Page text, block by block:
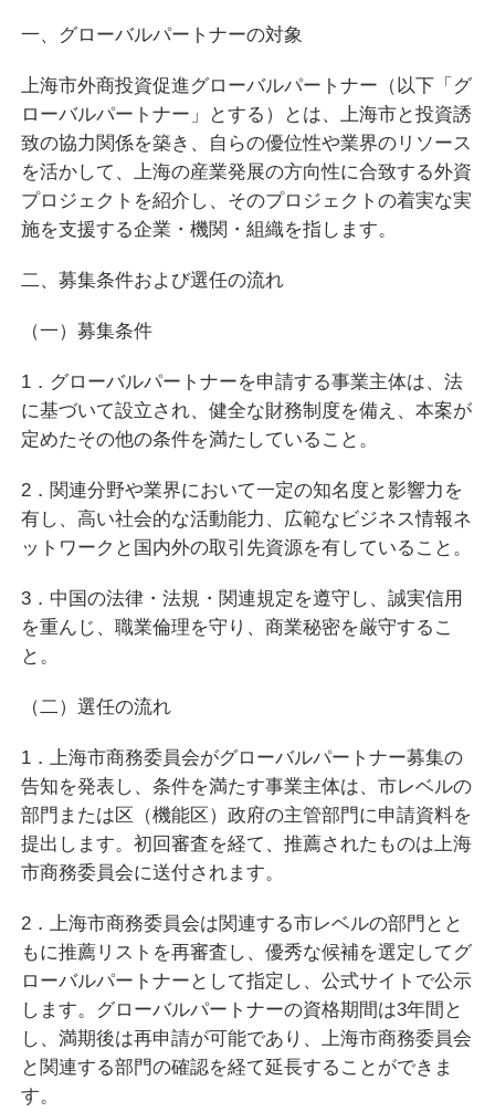
一、グローバルパートナーの対象
上海市外商投資促進グローバルパートナー（以下「グ
ローバルパートナー」とする）とは、上海市と投資誘
致の協力関係を築き、自らの優位性や業界のリソース
を活かして、上海の産業発展の方向性に合致する外資
プロジェクトを紹介し、そのプロジェクトの着実な実
施を支援する企業・機関・組織を指します。
二、募集条件および選任の流れ
（一）募集条件
1．グローバルパートナーを申請する事業主体は、法
に基づいて設立され、健全な財務制度を備え、本案が
定めたその他の条件を満たしていること。
2．関連分野や業界において一定の知名度と影響力を
有し、高い社会的な活動能力、広範なビジネス情報ネ
ットワークと国内外の取引先資源を有していること。
3．中国の法律・法規・関連規定を遵守し、誠実信用
を重んじ、職業倫理を守り、商業秘密を厳守するこ
と。
（二）選任の流れ
1．上海市商務委員会がグローバルパートナー募集の
告知を発表し、条件を満たす事業主体は、市レベルの
部門または区（機能区）政府の主管部門に申請資料を
提出します。初回審査を経て、推薦されたものは上海
市商務委員会に送付されます。
2．上海市商務委員会は関連する市レベルの部門とと
もに推薦リストを再審査し、優秀な候補を選定してグ
ローバルパートナーとして指定し、公式サイトで公示
します。グローバルパートナーの資格期間は3年間と
し、満期後は再申請が可能であり、上海市商務委員会
と関連する部門の確認を経て延長することができま
す。